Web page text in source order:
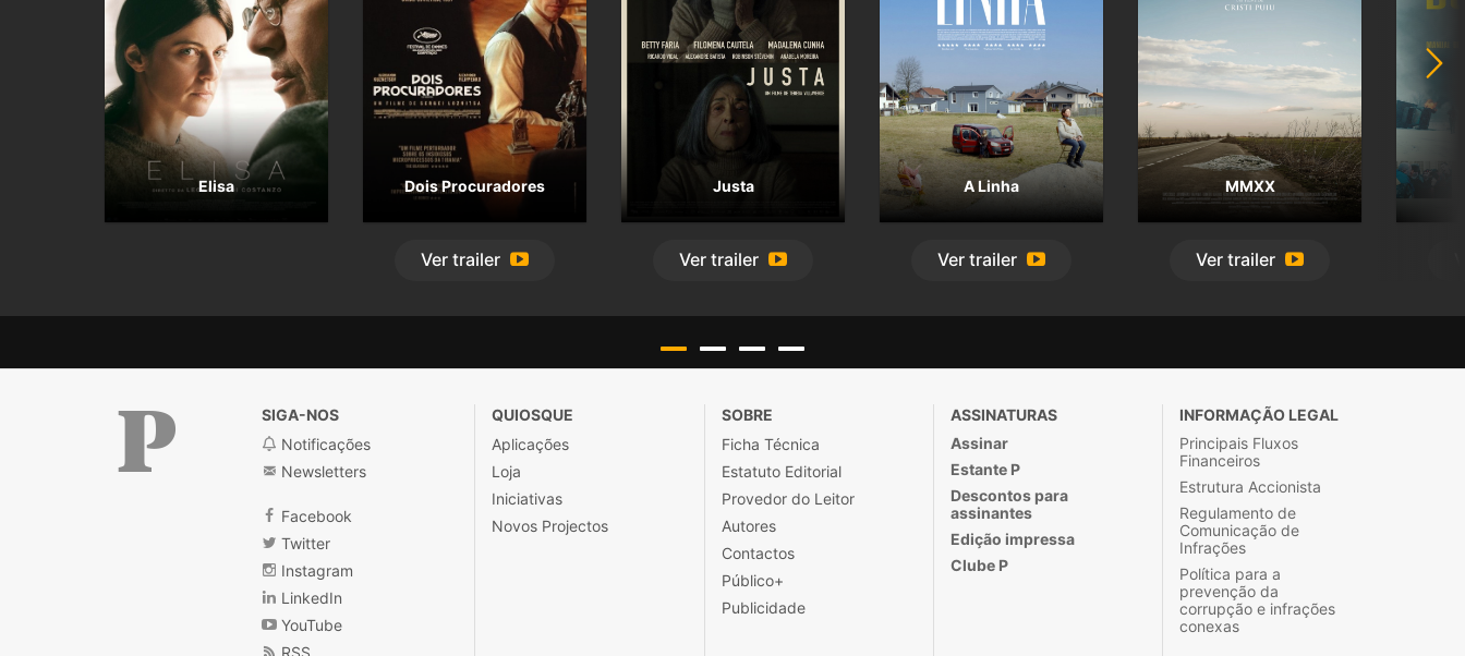
Elisa Dois Procuradores
Ver trailer
Justa
Ver trailer
A Linha
Ver trailer
MMXX
Ver trailer
Público
SIGA-NOS
Notificações
Newsletters
Facebook
Twitter
Instagram
LinkedIn
YouTube
QUIOSQUE
Aplicações
Loja
Iniciativas
Novos Projectos
SOBRE
Ficha Técnica
Estatuto Editorial
Provedor do Leitor
Autores
Contactos
Público+
Publicidade
ASSINATURAS
Assinar
Estante P
Descontos para
assinantes
Edição impressa
Clube P
INFORMAÇÃO LEGAL
Principais Fluxos
Financeiros
Estrutura Accionista
Regulamento de
Comunicação de
Infrações
Política para a
prevenção da
corrupção e infrações
conexas